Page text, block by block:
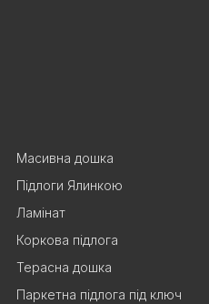
Масивна дошка
Підлоги Ялинкою
Ламінат
Коркова підлога
Терасна дошка
Паркетна підлога під ключ